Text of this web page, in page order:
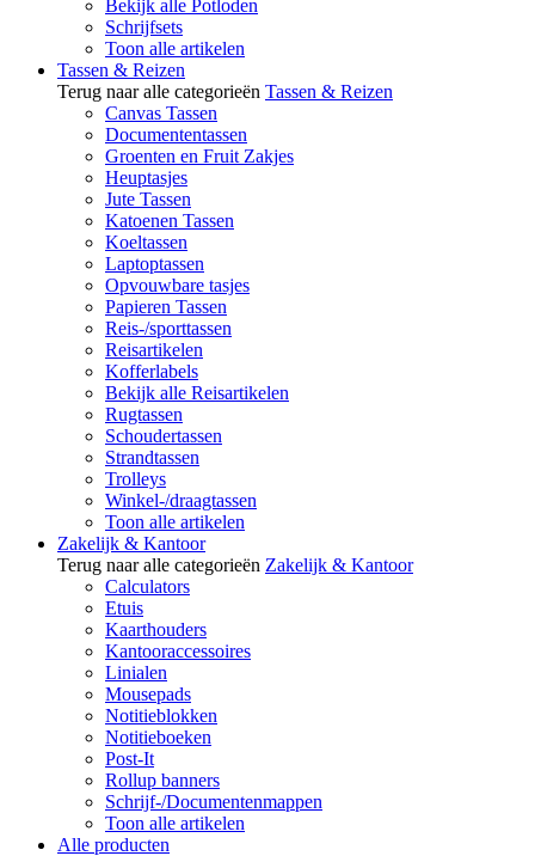
Bekijk alle Potloden
Schrijfsets
Toon alle artikelen
Tassen & Reizen
Terug naar alle categorieën Tassen & Reizen
Canvas Tassen
Documententassen
Groenten en Fruit Zakjes
Heuptasjes
Jute Tassen
Katoenen Tassen
Koeltassen
Laptoptassen
Opvouwbare tasjes
Papieren Tassen
Reis-/sporttassen
Reisartikelen
Kofferlabels
Bekijk alle Reisartikelen
Rugtassen
Schoudertassen
Strandtassen
Trolleys
Winkel-/draagtassen
Toon alle artikelen
Zakelijk & Kantoor
Terug naar alle categorieën Zakelijk & Kantoor
Calculators
Etuis
Kaarthouders
Kantooraccessoires
Linialen
Mousepads
Notitieblokken
Notitieboeken
Post-It
Rollup banners
Schrijf-/Documentenmappen
Toon alle artikelen
Alle producten